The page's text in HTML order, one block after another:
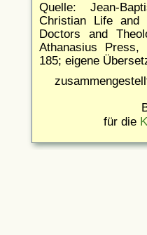
Quelle: Jean-
Christian Life and
Doctors and
Athanasius
185; eigene
für die